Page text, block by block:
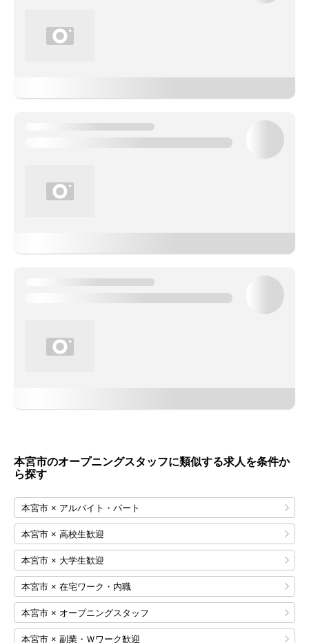
本宮市のオープニングスタッフに類似する求人を条件か
ら探す
本宮市 × アルバイト・パート
本宮市 × 高校生歓迎
本宮市 × 大学生歓迎
本宮市 × 在宅ワーク・内職
本宮市 × オープニングスタッフ
本宮市 × 副業・Ｗワーク歓迎